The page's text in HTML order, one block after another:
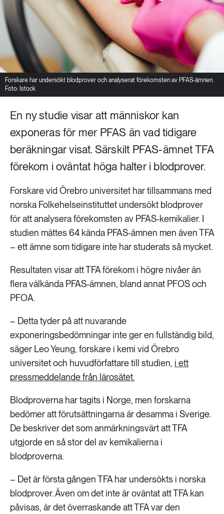
Forskare har undersökt blodprover och analyserat förekomsten av PFAS-ämnen.
Foto: Istock
En ny studie visar att människor kan
exponeras för mer PFAS än vad tidigare
beräkningar visat. Särskilt PFAS-ämnet TFA
förekom i oväntat höga halter i blodprover.
Forskare vid Örebro universitet har tillsammans med
norska Folkehelseinstituttet undersökt blodprover
för att analysera förekomsten av PFAS-kemikalier. I
studien mättes 64 kända PFAS-ämnen men även TFA
– ett ämne som tidigare inte har studerats så mycket.
Resultaten visar att TFA förekom i högre nivåer än
flera välkända PFAS-ämnen, bland annat PFOS och
PFOA.
– Detta tyder på att nuvarande
exponeringsbedömningar inte ger en fullständig bild,
säger Leo Yeung, forskare i kemi vid Örebro
universitet och huvudförfattare till studien, i ett
pressmeddelande från lärosätet.
Blodproverna har tagits i Norge, men forskarna
bedömer att förutsättningarna är desamma i Sverige.
De beskriver det som anmärkningsvärt att TFA
utgjorde en så stor del av kemikalierna i
blodproverna.
– Det är första gången TFA har undersökts i norska
blodprover. Även om det inte är oväntat att TFA kan
påvisas, är det överraskande att TFA var den